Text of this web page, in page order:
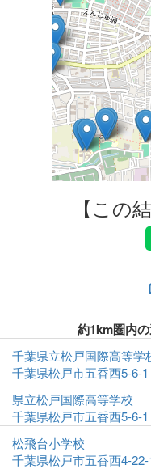
【この
約1km圏内
千葉県立松戸国際高等学
千葉県松戸市五香西5-6-1
県立松戸国際高等学校
千葉県松戸市五香西5-6-1
松飛台小学校
千葉県松戸市五香西4-22-